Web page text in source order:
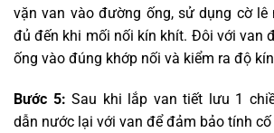
vặn van vào đường ống, sử dụng cờ
đủ đến khi mối nối kín khít. Đôi với van
ống vào đúng khớp nối và kiểm ra độ
Bước 5: Sau khi lắp van tiết lưu 1
dẫn nước lại với van để đảm bảo tính